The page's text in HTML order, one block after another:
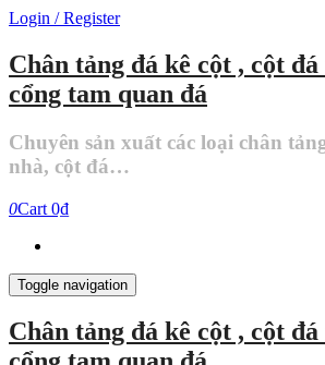
Skip
the
content
Login / Register
Chân tảng đá kê cột , cột
cổng tam quan đá
Chuyên sản xuất các loại chân
nhà, cột đá…
0Cart 0₫
Toggle navigation
Chân tảng đá kê cột , cột